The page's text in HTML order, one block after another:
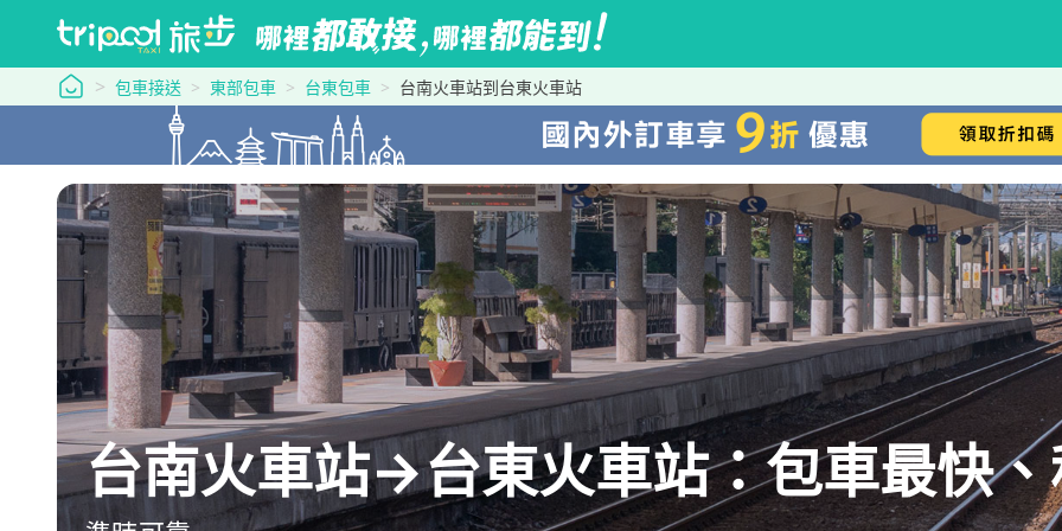
tripool 旅步
包車接送 東部包車 台東包車 台南火車站到台東火車站
台南火車站→台東火車站：包車最快